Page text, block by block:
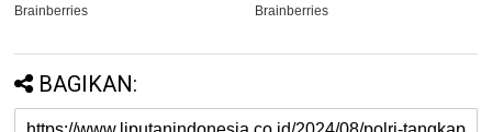
BAGIKAN: